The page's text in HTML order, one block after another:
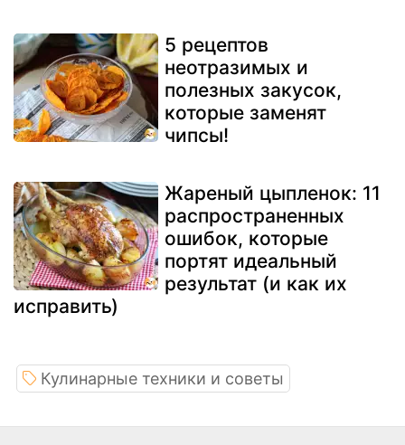
5 рецептов
неотразимых и
полезных закусок,
которые заменят
чипсы!
Жареный цыпленок: 11
распространенных
ошибок, которые
портят идеальный
результат (и как их
исправить)
Кулинарные техники и советы